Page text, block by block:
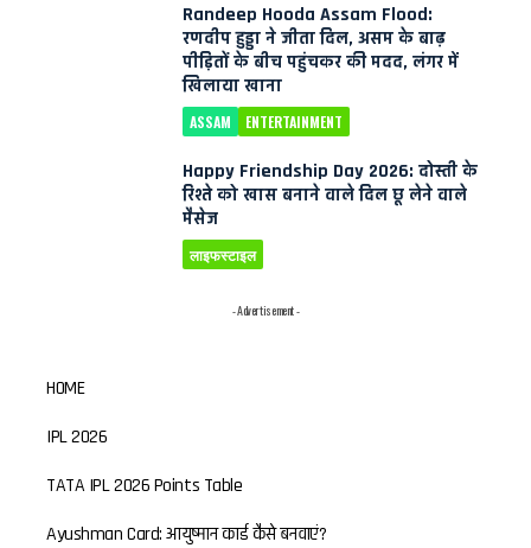
Randeep Hooda Assam Flood:
रणदीप हुड्डा ने जीता दिल, असम के बाढ़
पीड़ितों के बीच पहुंचकर की मदद, लंगर में
खिलाया खाना
ASSAM ENTERTAINMENT
Happy Friendship Day 2026: दोस्ती के
रिश्ते को खास बनाने वाले दिल छू लेने वाले
मैसेज
लाइफस्टाइल
- Advertisement -
HOME
IPL 2026
TATA IPL 2026 Points Table
Ayushman Card: आयुष्मान कार्ड कैसे बनवाएं?